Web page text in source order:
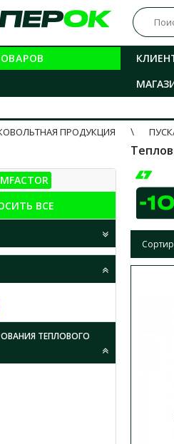
ПРОДУКЦИЯ
ВСЕ
ТЕПЛОВОГО